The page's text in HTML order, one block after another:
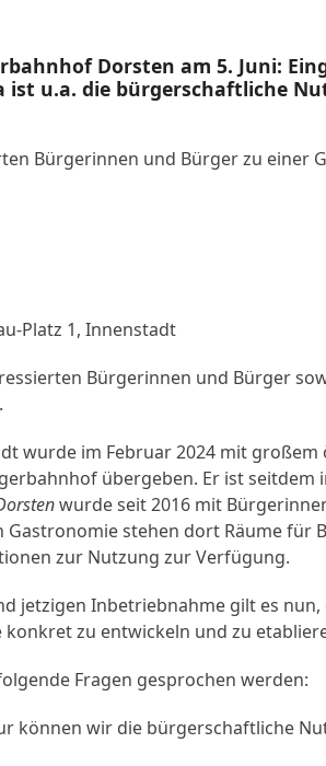
Dorsten am 5. Juni:
ist u.a. die bürgerschaftliche
Bürgerinnen und Bürger zu einer
Platz 1, Innenstadt
Bürgerinnen und Bürger
wurde im Februar 2024 mit großem
übergeben. Er ist seitdem
wurde seit 2016 mit
stehen dort Räume für
zur Nutzung zur Verfügung.
jetzigen Inbetriebnahme gilt es
zu entwickeln und zu
Fragen gesprochen werden:
können wir die bürgerschaftliche